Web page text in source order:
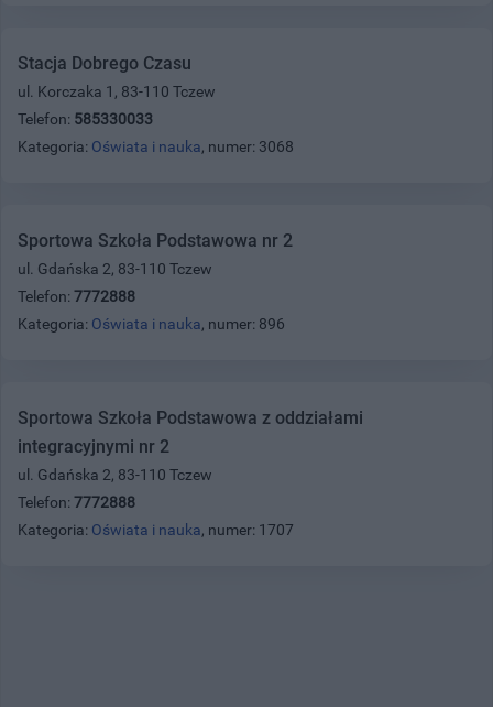
Stacja Dobrego Czasu
ul. Korczaka 1, 83-110 Tczew
Telefon: 585330033
Kategoria: Oświata i nauka, numer: 3068
Sportowa Szkoła Podstawowa nr 2
ul. Gdańska 2, 83-110 Tczew
Telefon: 7772888
Kategoria: Oświata i nauka, numer: 896
Sportowa Szkoła Podstawowa z oddziałami
integracyjnymi nr 2
ul. Gdańska 2, 83-110 Tczew
Telefon: 7772888
Kategoria: Oświata i nauka, numer: 1707